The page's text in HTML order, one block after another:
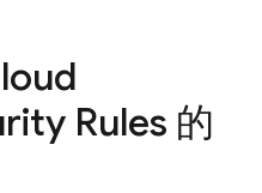
Rules 的